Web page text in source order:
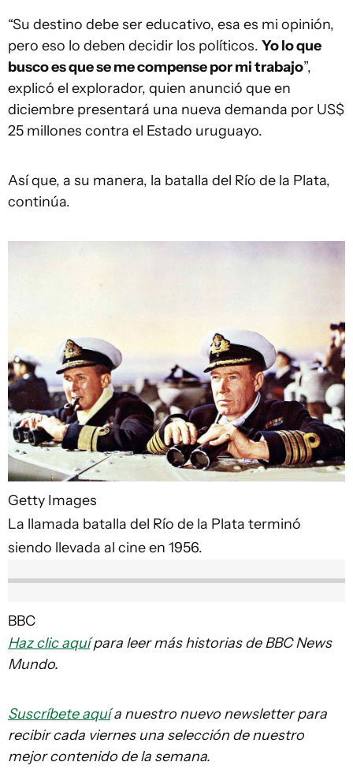
“Su destino debe ser educativo, esa es mi opinión,
pero eso lo deben decidir los políticos. Yo lo que
busco es que se me compense por mi trabajo”,
explicó el explorador, quien anunció que en
diciembre presentará una nueva demanda por US$
25 millones contra el Estado uruguayo.
Así que, a su manera, la batalla del Río de la Plata,
continúa.
Getty Images
La llamada batalla del Río de la Plata terminó
siendo llevada al cine en 1956.
BBC
Haz clic aquípara leer más historias de BBC News
Mundo.
Suscríbete aquía nuestro nuevo newsletter para
recibir cada viernes una selección de nuestro
mejor contenido de la semana.